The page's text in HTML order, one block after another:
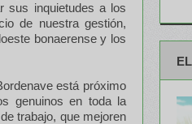
sus inquietudes a los
de nuestra gestión,
bonaerense y los
está próximo
genuinos en toda la
trabajo, que mejoren